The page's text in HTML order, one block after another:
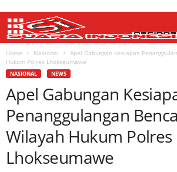
Home Nasional
Apel Gabungan Kesiapan
Hukum Polres Lhokseumawe
NASIONAL NEWS
Apel Gabungan
Penanggulangan
Wilayah Hukum Polres
Lhokseumawe